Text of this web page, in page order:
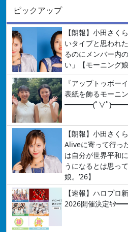
ピックアップ
【朗報】小田さく
いタイプと思われ
るのにメンバー内
い」【モーニング娘
『アップトゥボー
表紙を飾るモーニ
━━━━(ﾟ∀ﾟ
【朗報】小田さく
Aliveに寄って行っ
は自分が世界平和
うになるとは思っ
娘。’26】
【速報】ハロプロ
2026開催決定